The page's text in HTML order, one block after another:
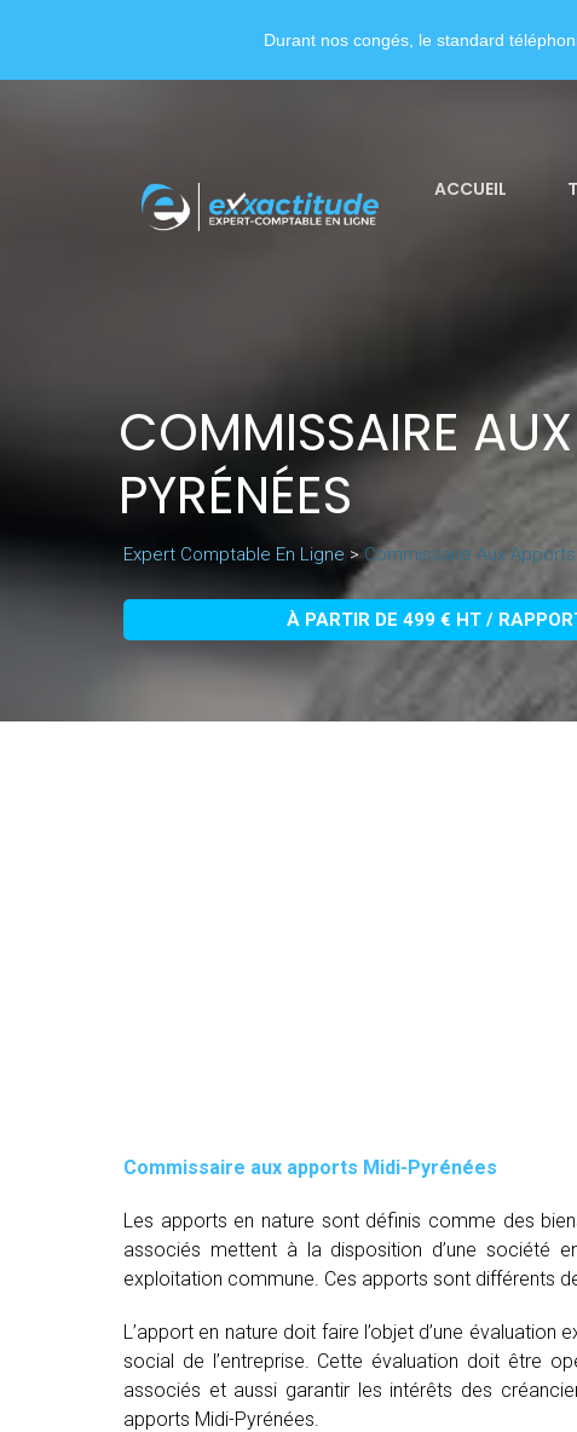
ACCUEIL
COMMISSAIRE
PYRÉNÉES
Expert Comptable En Ligne > Commissaire Aux
À PARTIR DE 499 € HT /
Commissaire aux apports Midi-Pyrénées
Les apports en nature sont définis comme des
associés mettent à la disposition d’une société
exploitation commune. Ces apports sont différents
L’apport en nature doit faire l’objet d’une
social de l’entreprise. Cette évaluation doit être
associés et aussi garantir les intérêts des
apports Midi-Pyrénées.
Durant nos congés, le standard